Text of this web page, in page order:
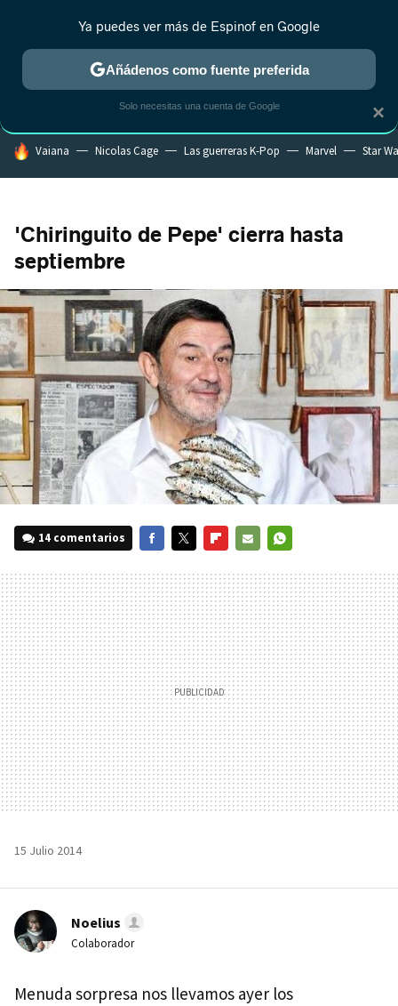
MENÚ NUEVO
ESTRENOS REALITY ANIME RANKINGS CINE
HOY SE HABLA DE
Vaiana Nicolas Cage Las guerreras K-Pop Marvel Star
'Chiringuito de Pepe' cierra hasta
septiembre
14 comentarios
MAIL
15 Julio 2014
Noelius
Colaborador
Menuda sorpresa nos llevamos ayer los
×
Ya puedes ver más de Espinof en Google
Añádenos como fuente preferida
Solo necesitas una cuenta de Google